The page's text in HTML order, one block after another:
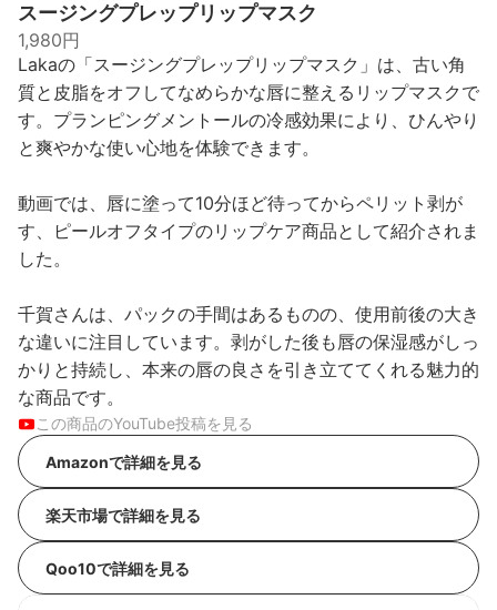
スージングプレップリップマスク
1,980円
Lakaの「スージングプレップリップマスク」は、古い角
質と皮脂をオフしてなめらかな唇に整えるリップマスクで
す。プランピングメントールの冷感効果により、ひんやり
と爽やかな使い心地を体験できます。
動画では、唇に塗って10分ほど待ってからペリット剥が
す、ピールオフタイプのリップケア商品として紹介されま
した。
千賀さんは、パックの手間はあるものの、使用前後の大き
な違いに注目しています。剥がした後も唇の保湿感がしっ
かりと持続し、本来の唇の良さを引き立ててくれる魅力的
な商品です。
この商品のYouTube投稿を見る
Amazonで詳細を見る
楽天市場で詳細を見る
Qoo10で詳細を見る